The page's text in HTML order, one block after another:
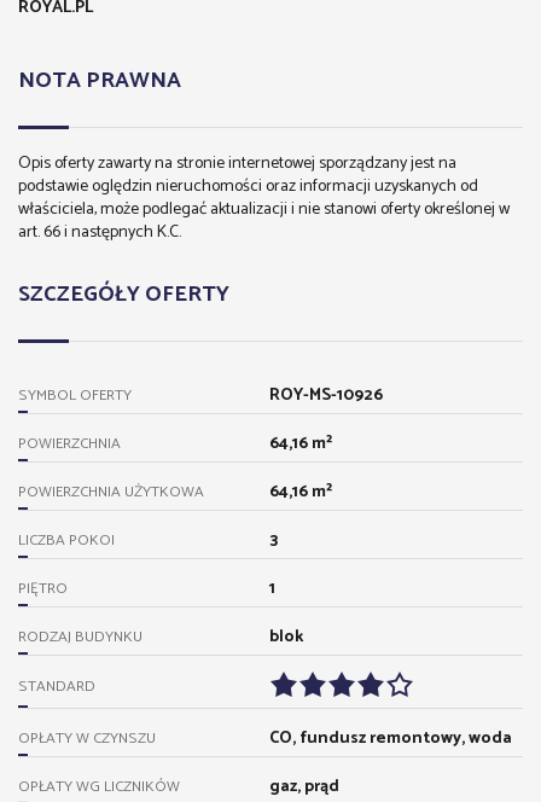
ROYAL.PL
NOTA PRAWNA
Opis oferty zawarty na stronie internetowej sporządzany jest na
podstawie oględzin nieruchomości oraz informacji uzyskanych od
właściciela, może podlegać aktualizacji i nie stanowi oferty określonej w
art. 66 i następnych K.C.
SZCZEGÓŁY OFERTY
SYMBOL OFERTY ROY-MS-10926
POWIERZCHNIA 64,16 m²
POWIERZCHNIA UŻYTKOWA 64,16 m²
LICZBA POKOI 3
PIĘTRO 1
RODZAJ BUDYNKU blok
STANDARD
OPŁATY W CZYNSZU CO, fundusz remontowy, woda
OPŁATY WG LICZNIKÓW gaz, prąd